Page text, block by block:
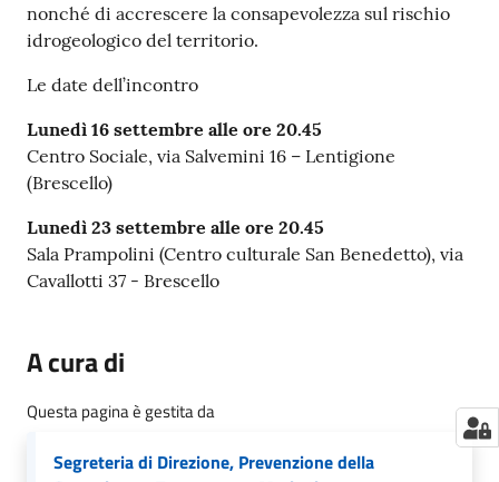
nonché di accrescere la consapevolezza sul rischio
idrogeologico del territorio.
Le date dell’incontro
Lunedì 16 settembre alle ore 20.45
Centro Sociale, via Salvemini 16 – Lentigione
(Brescello)
Lunedì 23 settembre alle ore 20.45
Sala Prampolini (Centro culturale San Benedetto), via
Cavallotti 37 - Brescello
A cura di
Questa pagina è gestita da
Segreteria di Direzione, Prevenzione della